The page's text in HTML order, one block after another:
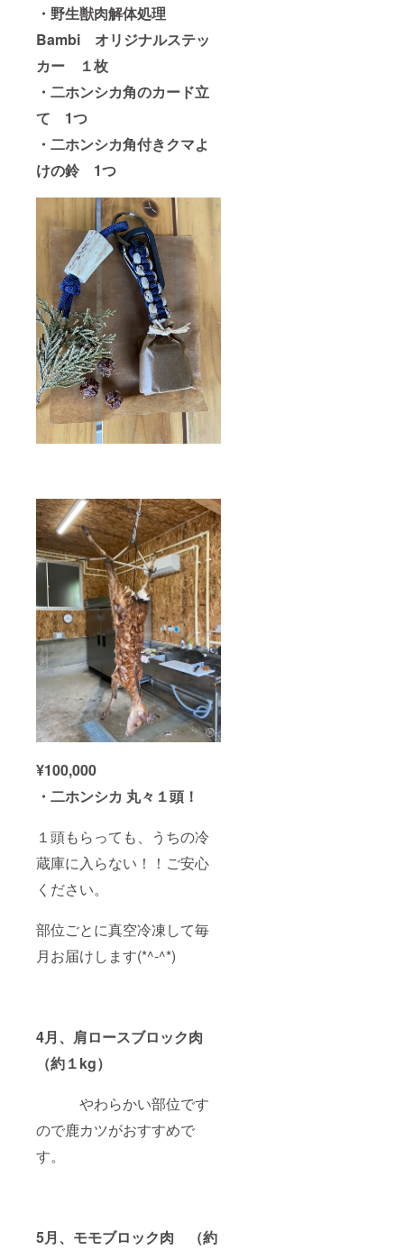
・野生獣肉解体処理
Bambi オリジナルステッ
カー １枚
・二ホンシカ角のカード立
て 1つ
・二ホンシカ角付きクマよ
けの鈴 1つ
¥100,000
・二ホンシカ 丸々１頭！
１頭もらっても、うちの冷
蔵庫に入らない！！ご安心
ください。
部位ごとに真空冷凍して毎
月お届けします(*^-^*)
4月、肩ロースブロック肉
（約１kg）
やわらかい部位です
ので鹿カツがおすすめで
す。
5月、モモブロック肉 （約